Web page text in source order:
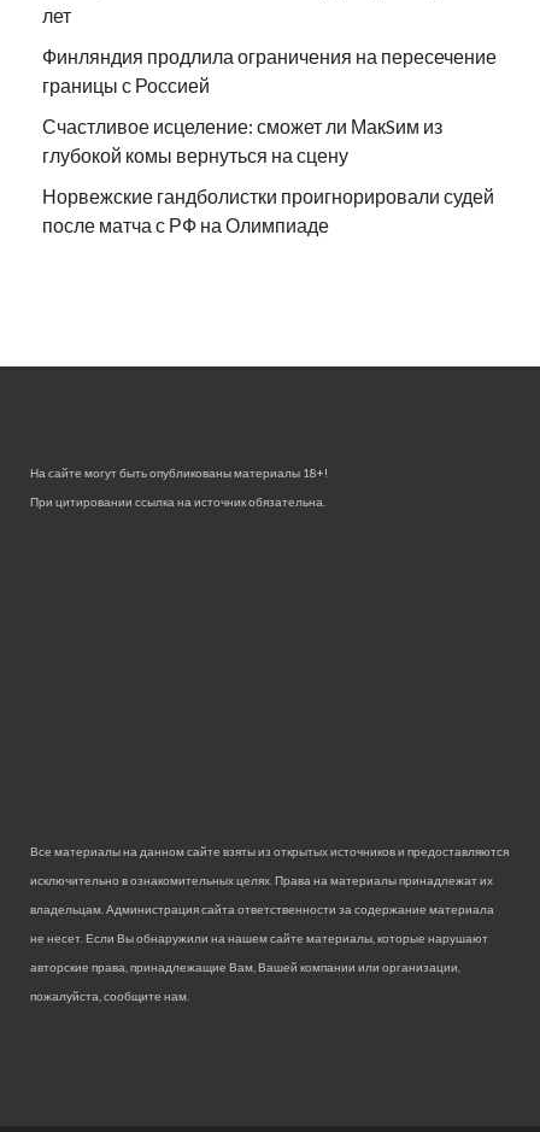
лет
Финляндия продлила ограничения на пересечение
границы с Россией
Счастливое исцеление: сможет ли МакSим из
глубокой комы вернуться на сцену
Норвежские гандболистки проигнорировали судей
после матча с РФ на Олимпиаде
На сайте могут быть опубликованы материалы 18+!
При цитировании ссылка на источник обязательна.
Все материалы на данном сайте взяты из открытых источников и предоставляются
исключительно в ознакомительных целях. Права на материалы принадлежат их
владельцам. Администрация сайта ответственности за содержание материала
не несет. Если Вы обнаружили на нашем сайте материалы, которые нарушают
авторские права, принадлежащие Вам, Вашей компании или организации,
пожалуйста, сообщите нам.